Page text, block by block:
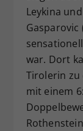
Leykina
Gasparovic
war. Dort
Tirolerin zu
mit einem